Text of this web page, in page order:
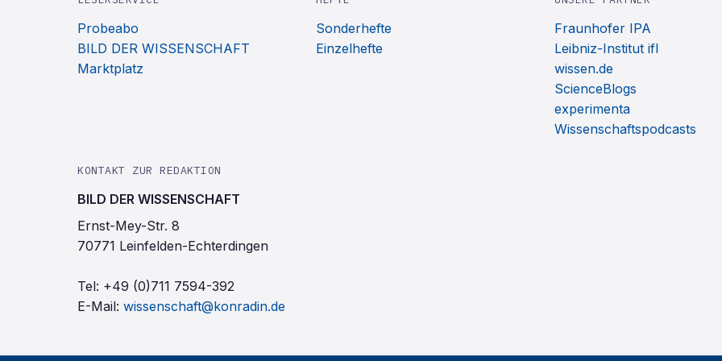
Probeabo
BILD DER WISSENSCHAFT
Marktplatz
Sonderhefte
Einzelhefte
Fraunhofer IPA
Leibniz-Institut ifl
wissen.de
ScienceBlogs
experimenta
Wissenschaftspodcasts
KONTAKT ZUR REDAKTION
BILD DER WISSENSCHAFT
Ernst-Mey-Str. 8
70771 Leinfelden-Echterdingen
Tel: +49 (0)711 7594-392
E-Mail: wissenschaft@konradin.de